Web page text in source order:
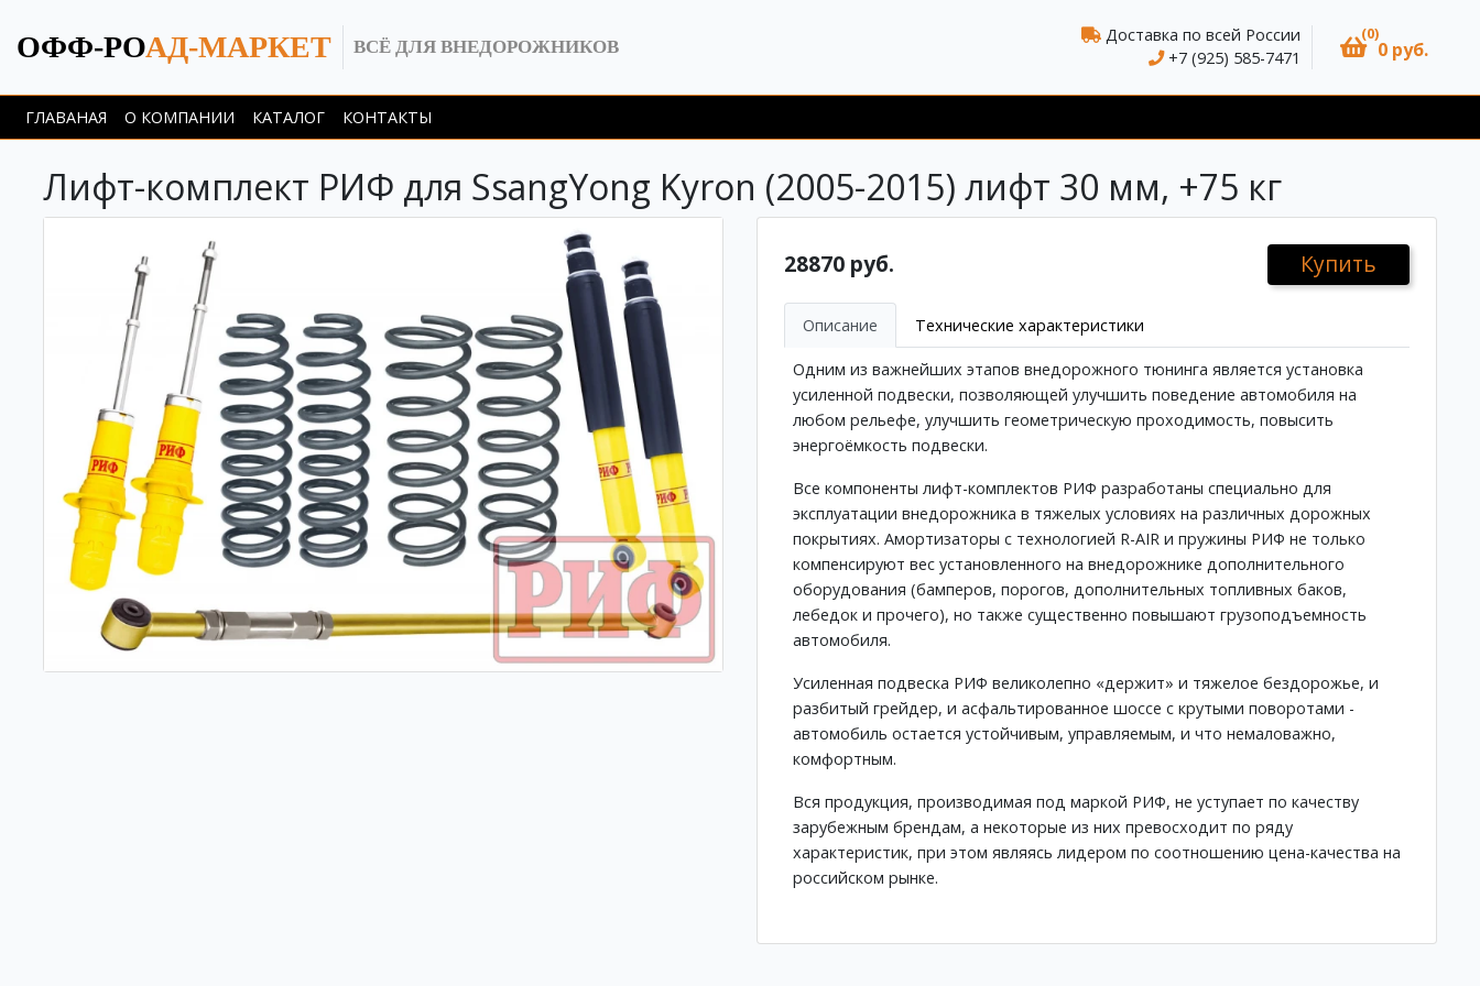
ОФФ-РОАД-МАРКЕТ ВСЁ ДЛЯ ВНЕДОРОЖНИКОВ
Доставка по всей России
+7 (925) 585-7471
(0)
0 руб.
ГЛАВАНАЯ О КОМПАНИИ КАТАЛОГ КОНТАКТЫ
Лифт-комплект РИФ для SsangYong Kyron (2005-2015) лифт 30 мм, +75 кг
28870 руб. Купить
Описание Технические характеристики
Одним из важнейших этапов внедорожного тюнинга является установка
усиленной подвески, позволяющей улучшить поведение автомобиля на
любом рельефе, улучшить геометрическую проходимость, повысить
энергоёмкость подвески.
Все компоненты лифт-комплектов РИФ разработаны специально для
эксплуатации внедорожника в тяжелых условиях на различных дорожных
покрытиях. Амортизаторы с технологией R-AIR и пружины РИФ не только
компенсируют вес установленного на внедорожнике дополнительного
оборудования (бамперов, порогов, дополнительных топливных баков,
лебедок и прочего), но также существенно повышают грузоподъемность
автомобиля.
Усиленная подвеска РИФ великолепно «держит» и тяжелое бездорожье, и
разбитый грейдер, и асфальтированное шоссе с крутыми поворотами -
автомобиль остается устойчивым, управляемым, и что немаловажно,
комфортным.
Вся продукция, производимая под маркой РИФ, не уступает по качеству
зарубежным брендам, а некоторые из них превосходит по ряду
характеристик, при этом являясь лидером по соотношению цена-качества на
российском рынке.